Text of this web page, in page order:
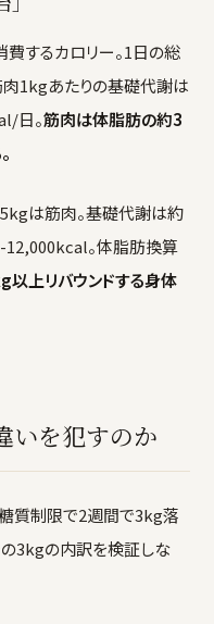
するカロリー。1日の総
1kgあたりの基礎代謝は
日。筋肉は体脂肪の約3
は筋肉。基礎代謝は約
。体脂肪換算
以上リバウンドする身体
いを犯すのか
糖質制限で2週間で3kg落
の3kgの内訳を検証しな